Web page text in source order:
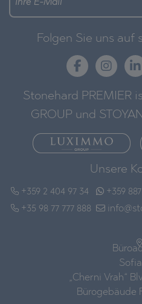
Folgen Sie uns auf
Stonehard PREMIER
GROUP und
Unsere
+359 2 404 97 34
+35 98 77 777 888
+359
Sofia
„Cherni Vrah“
Bürogebäude